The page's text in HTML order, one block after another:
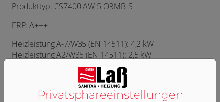
Produkttyp: CS7400iAW 5 ORMB-S
ERP: A+++
Heizleistung A-7/W35 (EN 14511): 4,2 kW
Heizleistung A2/W35 (EN 14511): 2,5 kW
Heizleistung A7/W35 (EN 14511): 2,8 kW
COP A-7/W35 (EN 14511): 3
COP A2/W35 (EN 14511): 4,3
Privatsphäre­einstellungen